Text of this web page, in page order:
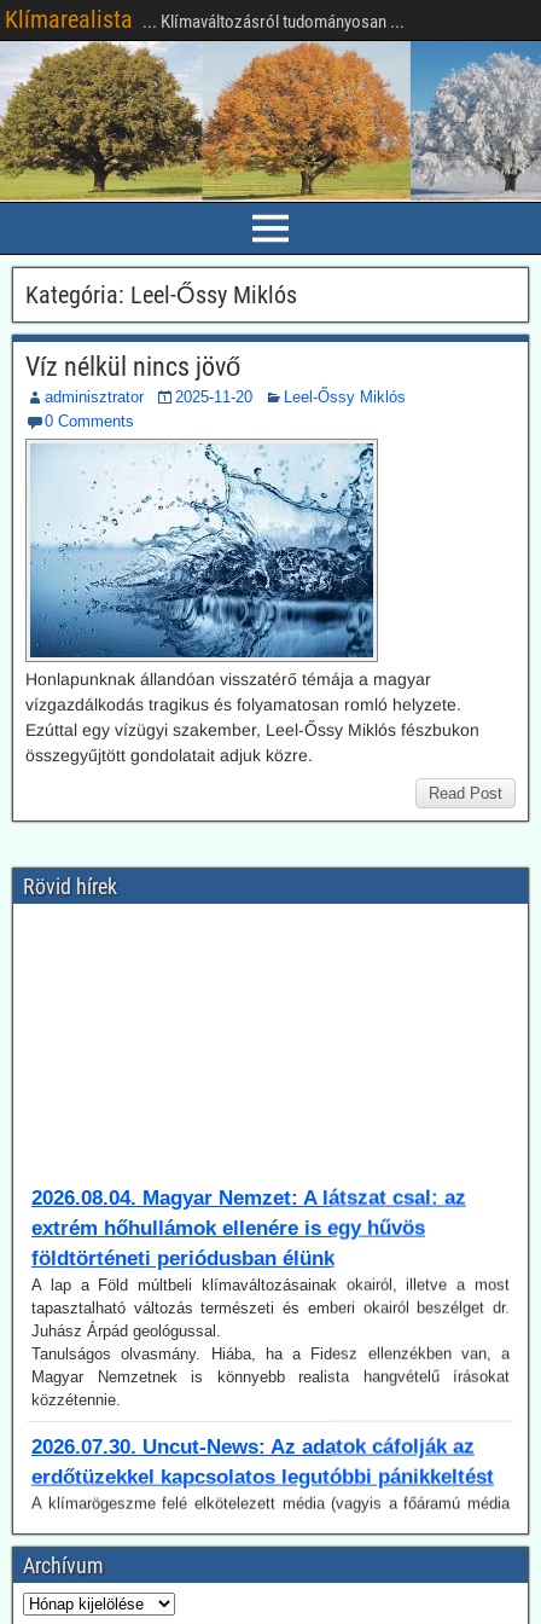
Klímarealista ... Klímaváltozásról tudományosan ...
Kategória: Leel-Őssy Miklós
Víz nélkül nincs jövő
adminisztrator 2025-11-20
Leel-Őssy Miklós
0 Comments
Honlapunknak állandóan visszatérő témája a magyar
vízgazdálkodás tragikus és folyamatosan romló helyzete.
Ezúttal egy vízügyi szakember, Leel-Őssy Miklós fészbukon
összegyűjtött gondolatait adjuk közre.
Read Post
Rövid hírek
extrém hőhullámok ellenére is egy hűvös
földtörténeti periódusban élünk
A lap a Föld múltbeli klímaváltozásainak okairól, illetve a most
tapasztalható változás természeti és emberi okairól beszélget dr.
Juhász Árpád geológussal.
Tanulságos olvasmány. Hiába, ha a Fidesz ellenzékben van, a
Magyar Nemzetnek is könnyebb realista hangvételű írásokat
közzétennie.
2026.07.30. Uncut-News: Az adatok cáfolják az
erdőtüzekkel kapcsolatos legutóbbi pánikkeltést
A klímarögeszme felé elkötelezett média (vagyis a főáramú média
100 %-ban) a klímaváltozásban, magyarul az antropogén CO2-
kibocsátás növekedésében igyekszik megtalálni (vagy legalábbis az
olvasókkal elhitetni) az erdőtüzek okát. Így van ez az idén is, mint a
korábbi években. A gépezet figyelmen kívül hagyja úgy az emberi
tényezőt, akár a gondatlanságot, akár a szándékos gyújtogatást,
mint a hatósági ideológiavezérelt hozzáállást, amit több
Archívum